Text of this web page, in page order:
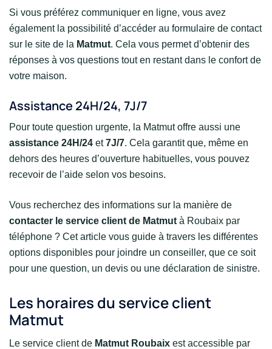
Si vous préférez communiquer en ligne, vous avez
également la possibilité d’accéder au formulaire de contact
sur le site de la Matmut. Cela vous permet d’obtenir des
réponses à vos questions tout en restant dans le confort de
votre maison.
Assistance 24H/24, 7J/7
Pour toute question urgente, la Matmut offre aussi une
assistance 24H/24 et7J/7. Cela garantit que, même en
dehors des heures d’ouverture habituelles, vous pouvez
recevoir de l’aide selon vos besoins.
Vous recherchez des informations sur la manière de
contacter le service client de Matmut à Roubaix par
téléphone ? Cet article vous guide à travers les différentes
options disponibles pour joindre un conseiller, que ce soit
pour une question, un devis ou une déclaration de sinistre.
Les horaires du service client
Matmut
Le service client de Matmut Roubaix est accessible par